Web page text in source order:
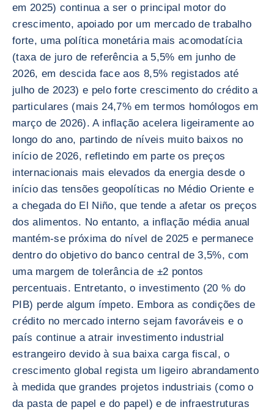
em 2025) continua a ser o principal motor do
crescimento, apoiado por um mercado de trabalho
forte, uma política monetária mais acomodatícia
(taxa de juro de referência a 5,5% em junho de
2026, em descida face aos 8,5% registados até
julho de 2023) e pelo forte crescimento do crédito a
particulares (mais 24,7% em termos homólogos em
março de 2026). A inflação acelera ligeiramente ao
longo do ano, partindo de níveis muito baixos no
início de 2026, refletindo em parte os preços
internacionais mais elevados da energia desde o
início das tensões geopolíticas no Médio Oriente e
a chegada do El Niño, que tende a afetar os preços
dos alimentos. No entanto, a inflação média anual
mantém-se próxima do nível de 2025 e permanece
dentro do objetivo do banco central de 3,5%, com
uma margem de tolerância de ±2 pontos
percentuais. Entretanto, o investimento (20 % do
PIB) perde algum ímpeto. Embora as condições de
crédito no mercado interno sejam favoráveis e o
país continue a atrair investimento industrial
estrangeiro devido à sua baixa carga fiscal, o
crescimento global regista um ligeiro abrandamento
à medida que grandes projetos industriais (como o
da pasta de papel e do papel) e de infraestruturas